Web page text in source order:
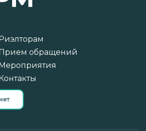
Риэлторам
Прием обращений
Мероприятия
Контакты